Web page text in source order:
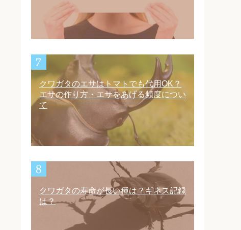
クワガタのエサはトマトでも代用OK？
エサの作り方・エサをあげる頻度につい
て
クワガタの寿命が長い種は？ギネス記録
は？